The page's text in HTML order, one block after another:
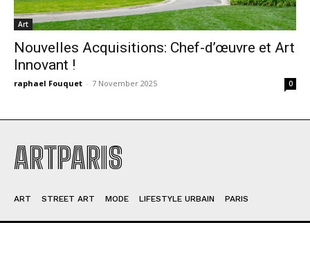
Art
Nouvelles Acquisitions: Chef-d’œuvre et Art
Innovant !
raphael Fouquet - 7 November 2025 0
ARTPARIS
ART STREET ART MODE LIFESTYLE URBAIN PARIS